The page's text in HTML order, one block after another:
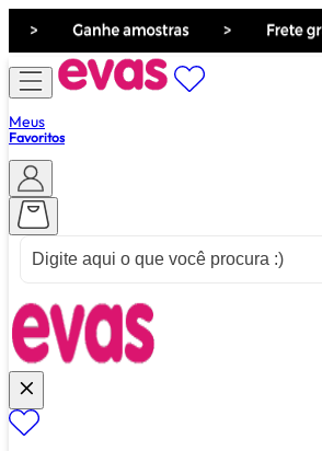
Meus
Favoritos